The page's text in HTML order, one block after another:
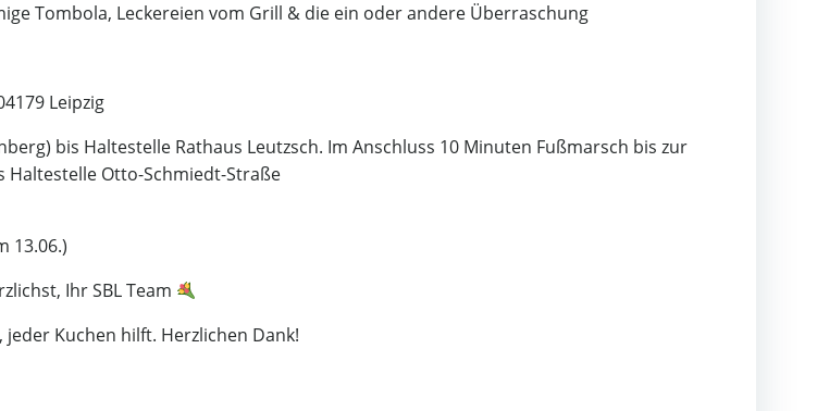
Tombola, Leckereien vom Grill & die ein oder andere Überraschung
Leipzig
bis Haltestelle Rathaus Leutzsch. Im Anschluss 10 Minuten Fußmarsch bis zur
Haltestelle Otto-Schmiedt-Straße
13.06.)
Ihr SBL Team
Kuchen hilft. Herzlichen Dank!